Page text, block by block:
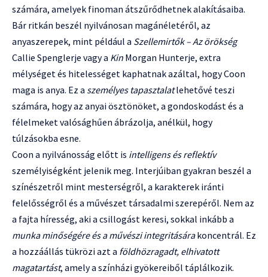
számára, amelyek finoman átszűrődhetnek alakításaiba.
Bár ritkán beszél nyilvánosan magánéletéről, az
anyaszerepek, mint például a Szellemirtők – Az örökség
Callie Spenglerje vagy a Kin Morgan Hunterje, extra
mélységet és hitelességet kaphatnak azáltal, hogy Coon
maga is anya. Ez a személyes tapasztalatlehetővé teszi
számára, hogy az anyai ösztönöket, a gondoskodást és a
félelmeket valósághűen ábrázolja, anélkül, hogy
túlzásokba esne.
Coon a nyilvánosság előtt is intelligens és reflektív
személyiségként jelenik meg. Interjúiban gyakran beszél a
színészetről mint mesterségről, a karakterek iránti
felelősségről és a művészet társadalmi szerepéről. Nem az
a fajta híresség, aki a csillogást keresi, sokkal inkább a
munka minőségére és a művészi integritásárakoncentrál. Ez
a hozzáállás tükrözi azt a földhözragadt, elhivatott
magatartást, amely a színházi gyökereiből táplálkozik.